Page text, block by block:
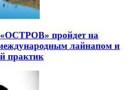
пройдет на
лайнапом и
практик